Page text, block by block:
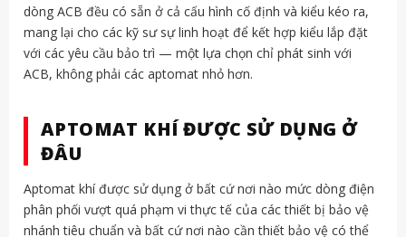
dòng ACB đều có sẵn ở cả cấu hình cố định và kiểu kéo ra,
mang lại cho các kỹ sư sự linh hoạt để kết hợp kiểu lắp đặt
với các yêu cầu bảo trì — một lựa chọn chỉ phát sinh với
ACB, không phải các aptomat nhỏ hơn.
APTOMAT KHÍ ĐƯỢC SỬ DỤNG Ở
ĐÂU
Aptomat khí được sử dụng ở bất cứ nơi nào mức dòng điện
phân phối vượt quá phạm vi thực tế của các thiết bị bảo vệ
nhánh tiêu chuẩn và bất cứ nơi nào cần thiết bảo vệ có thể